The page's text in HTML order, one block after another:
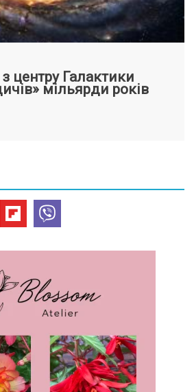
центру Галактики
мільярди років